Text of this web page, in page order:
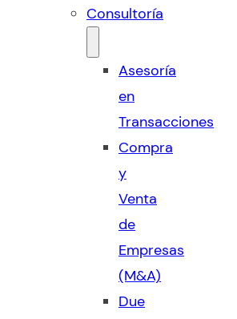
Consultoría
Asesoría
en
Transacciones
Compra
y
Venta
de
Empresas
(M&A)
Due